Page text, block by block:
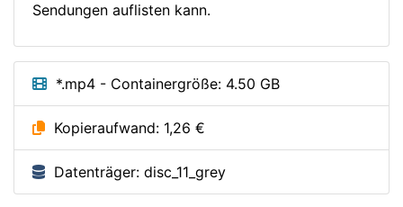
Sendungen auflisten kann.
*.mp4 - Containergröße: 4.50 GB
Kopieraufwand: 1,26 €
Datenträger: disc_11_grey